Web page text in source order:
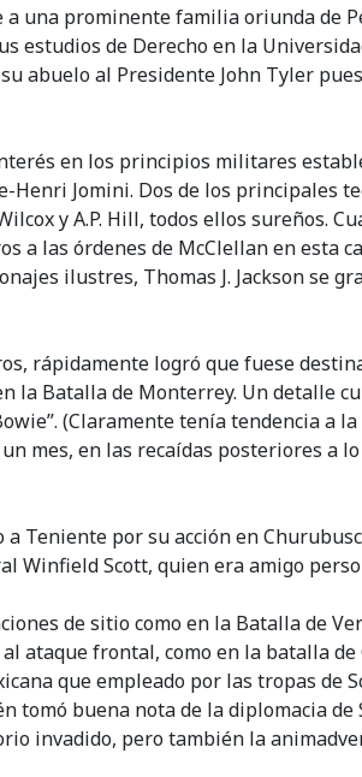
una prominente familia oriunda de
estudios de Derecho en la
abuelo al Presidente John Tyler
en los principios militares
Jomini. Dos de los principales
y A.P. Hill, todos ellos sureños.
las órdenes de McClellan en esta
ilustres, Thomas J. Jackson se
rápidamente logró que fuese
Batalla de Monterrey. Un detalle
(Claramente tenía tendencia a
mes, en las recaídas posteriores a
Teniente por su acción en
Winfield Scott, quien era amigo
de sitio como en la Batalla de
ataque frontal, como en la batalla
que empleado por las tropas
tomó buena nota de la diplomacia
invadido, pero también la